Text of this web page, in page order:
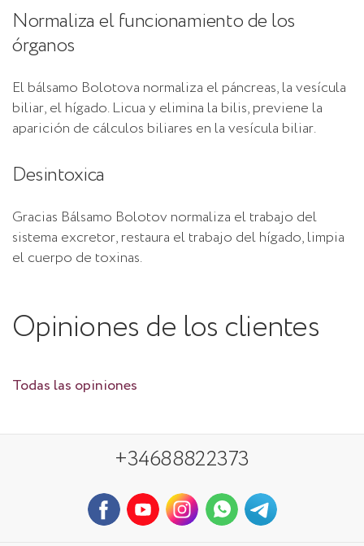
Normaliza el funcionamiento de los
órganos
El bálsamo Bolotova normaliza el páncreas, la vesícula
biliar, el hígado. Licua y elimina la bilis, previene la
aparición de cálculos biliares en la vesícula biliar.
Desintoxica
Gracias Bálsamo Bolotov normaliza el trabajo del
sistema excretor, restaura el trabajo del hígado, limpia
el cuerpo de toxinas.
Opiniones de los clientes
Todas las opiniones
+34688822373